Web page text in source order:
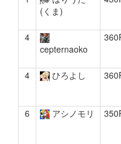
(くま)
4
cepternaoko
4 ひろよし
6 アシノモリ